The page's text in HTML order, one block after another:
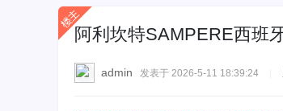
牙
华
阿利坎特SAMPERE西班
admin 发表于 2026-5-11 18:39:24